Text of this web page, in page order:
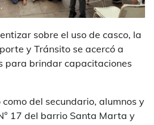
sobre el uso de casco, la
y Tránsito se acercó a
para brindar capacitaciones
del secundario, alumnos y
17 del barrio Santa Marta y